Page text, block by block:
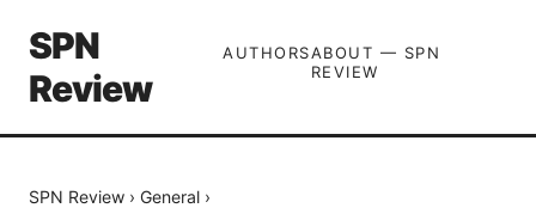
SPN
Review
AUTHORSABOUT — SPN
REVIEW
SPN Review › General ›